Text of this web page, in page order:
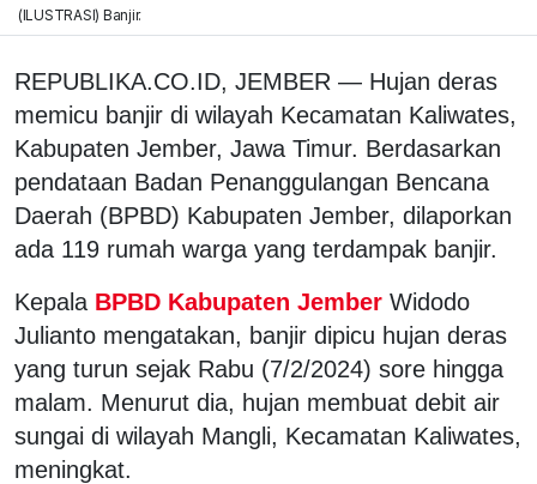
(ILUSTRASI) Banjir.
REPUBLIKA.CO.ID, JEMBER — Hujan deras
memicu banjir di wilayah Kecamatan Kaliwates,
Kabupaten Jember, Jawa Timur. Berdasarkan
pendataan Badan Penanggulangan Bencana
Daerah (BPBD) Kabupaten Jember, dilaporkan
ada 119 rumah warga yang terdampak banjir.
Kepala BPBD Kabupaten Jember Widodo
Julianto mengatakan, banjir dipicu hujan deras
yang turun sejak Rabu (7/2/2024) sore hingga
malam. Menurut dia, hujan membuat debit air
sungai di wilayah Mangli, Kecamatan Kaliwates,
meningkat.